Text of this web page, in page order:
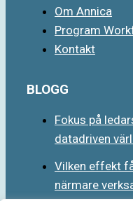
Om Annica
Program
Kontakt
BLOGG
Fokus på
datadriven
Vilken effekt
närmare